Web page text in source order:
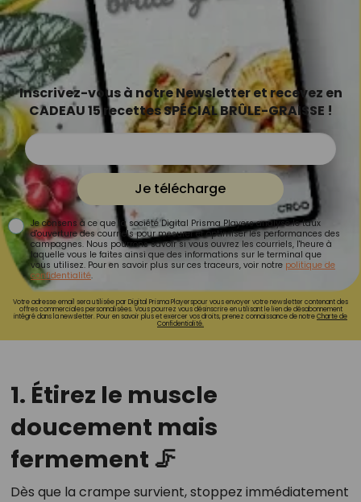
Inscrivez-vous à notre Newsletter et recevez en
CADEAU 15 recettes SPÉCIAL BRÛLE-GRAISSE !
Je télécharge
Je consens à ce que la société Digital Prisma Players analyse le taux
d'ouverture des courriels pour mesurer et optimiser les performances des
campagnes. Nous pourrons savoir si vous ouvrez les courriels, l'heure à
laquelle vous le faites ainsi que des informations sur le terminal que
vous utilisez. Pour en savoir plus sur ces traceurs, voir notre politique de
confidentialité.
Votre adresse email sera utilisée par Digital Prisma Playerspour vous envoyer votre newsletter contenant des
offres commerciales personnalisées. Vous pourrez vous désinscrire en utilisant le lien de désabonnement
intégré dans la newsletter. Pour en savoir plus et exercer vos droits, prenez connaissance de notreCharte de
Confidentialité.
1. Étirez le muscle
doucement mais
fermement 🦵
Dès que la crampe survient, stoppez immédiatement